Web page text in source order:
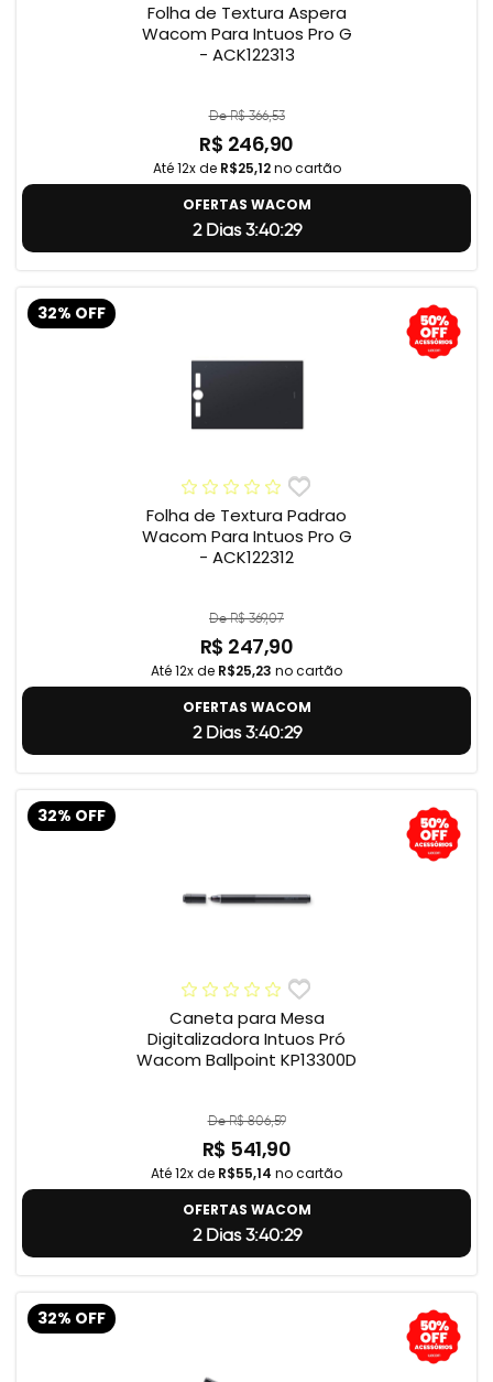
Folha de Textura Aspera
Wacom Para Intuos Pro G
- ACK122313
De R$ 366,53
R$ 246,90
Até 12x de R$25,12no cartão
OFERTAS WACOM
2 Dias 3:40:29
32% OFF
Folha de Textura Padrao
Wacom Para Intuos Pro G
- ACK122312
De R$ 369,07
R$ 247,90
Até 12x de R$25,23 no cartão
OFERTAS WACOM
2 Dias 3:40:29
32% OFF
Caneta para Mesa
Digitalizadora Intuos Pró
Wacom Ballpoint KP13300D
De R$ 806,59
R$ 541,90
Até 12x de R$55,14 no cartão
OFERTAS WACOM
2 Dias 3:40:29
32% OFF